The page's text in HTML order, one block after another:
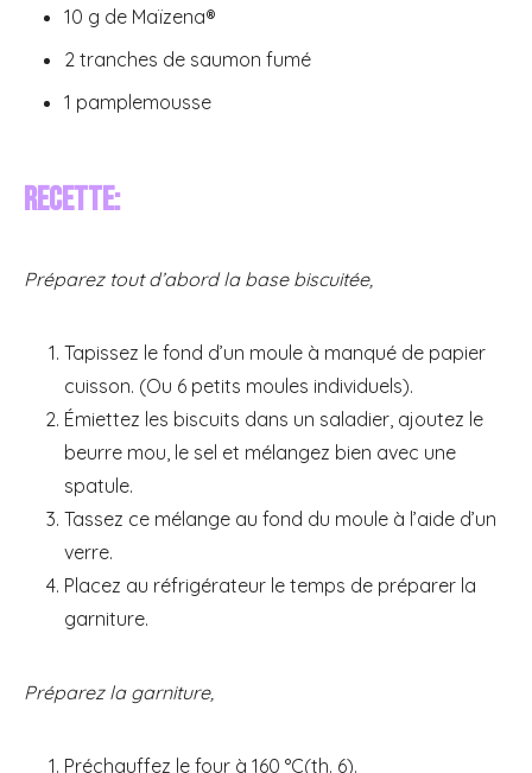
10 g de Maïzena®
2 tranches de saumon fumé
1 pamplemousse
Recette:
Préparez tout d’abord la base biscuitée,
Tapissez le fond d’un moule à manqué de papier
cuisson. (Ou 6 petits moules individuels).
Émiettez les biscuits dans un saladier, ajoutez le
beurre mou, le sel et mélangez bien avec une
spatule.
Tassez ce mélange au fond du moule à l’aide d’un
verre.
Placez au réfrigérateur le temps de préparer la
garniture.
Préparez la garniture,
Préchauffez le four à 160 °C(th. 6).